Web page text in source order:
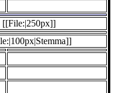
[[File:|250px]]